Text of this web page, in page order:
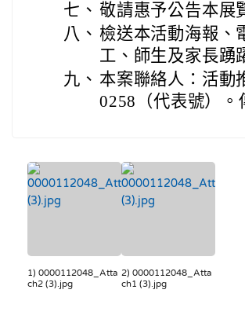
七、 敬請惠予公告本展
八、 檢送本活動海報、
工、師生及家長踴
九、 本案聯絡人：活動
0258（代表號）。
1) 0000112048_Atta
ch2 (3).jpg
2) 0000112048_Atta
ch1 (3).jpg